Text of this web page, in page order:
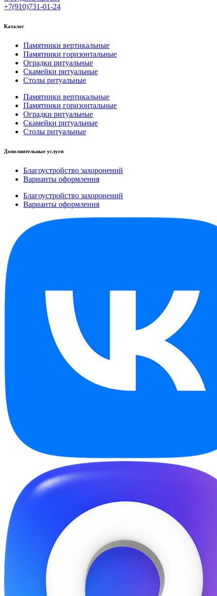
+7(910)731-01-24
Каталог
Памятники вертикальные
Памятники горизонтальные
Оградки ритуальные
Скамейки ритуальные
Столы ритуальные
Памятники вертикальные
Памятники горизонтальные
Оградки ритуальные
Скамейки ритуальные
Столы ритуальные
Дополнительные услуги
Благоустройство захоронений
Варианты оформления
Благоустройство захоронений
Варианты оформления